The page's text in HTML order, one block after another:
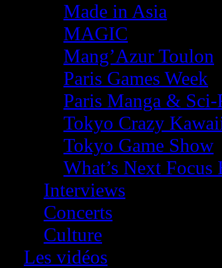
Made in Asia
MAGIC
Mang’Azur Toulon
Paris Games Week
Paris Manga &
Tokyo Crazy
Tokyo Game Show
What’s Next
Interviews
Concerts
Culture
Les vidéos